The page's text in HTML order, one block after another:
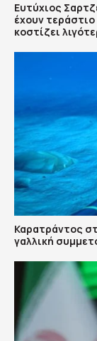
Ευτύχιος
έχουν
κοστίζει
Καρατράντος
γαλλική